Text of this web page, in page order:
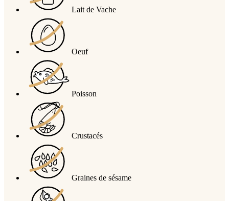
Lait de Vache
Oeuf
Poisson
Crustacés
Graines de sésame